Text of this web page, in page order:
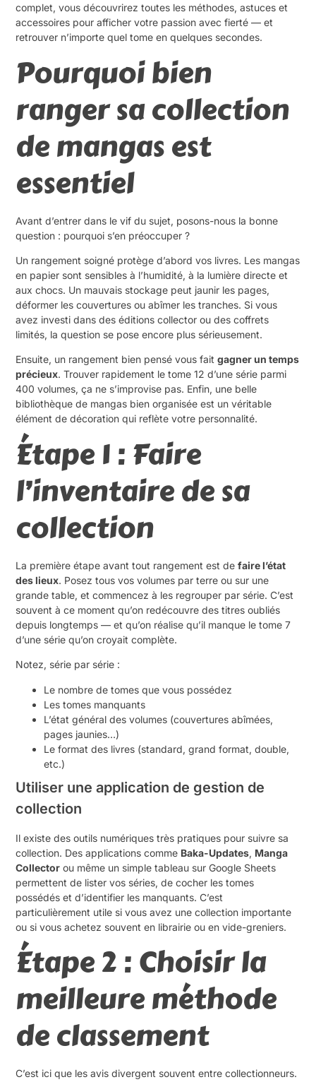
complet, vous découvrirez toutes les méthodes, astuces et
accessoires pour afficher votre passion avec fierté — et
retrouver n’importe quel tome en quelques secondes.
Pourquoi bien
ranger sa collection
de mangas est
essentiel
Avant d’entrer dans le vif du sujet, posons-nous la bonne
question : pourquoi s’en préoccuper ?
Un rangement soigné protège d’abord vos livres. Les mangas
en papier sont sensibles à l’humidité, à la lumière directe et
aux chocs. Un mauvais stockage peut jaunir les pages,
déformer les couvertures ou abîmer les tranches. Si vous
avez investi dans des éditions collector ou des coffrets
limités, la question se pose encore plus sérieusement.
Ensuite, un rangement bien pensé vous faitgagner un temps
précieux. Trouver rapidement le tome 12 d’une série parmi
400 volumes, ça ne s’improvise pas. Enfin, une belle
bibliothèque de mangas bien organisée est un véritable
élément de décoration qui reflète votre personnalité.
Étape 1 : Faire
l’inventaire de sa
collection
La première étape avant tout rangement est defaire l’état
des lieux. Posez tous vos volumes par terre ou sur une
grande table, et commencez à les regrouper par série. C’est
souvent à ce moment qu’on redécouvre des titres oubliés
depuis longtemps — et qu’on réalise qu’il manque le tome 7
d’une série qu’on croyait complète.
Notez, série par série :
Le nombre de tomes que vous possédez
Les tomes manquants
L’état général des volumes (couvertures abîmées,
pages jaunies…)
Le format des livres (standard, grand format, double,
etc.)
Utiliser une application de gestion de
collection
Il existe des outils numériques très pratiques pour suivre sa
collection. Des applications comme Baka-Updates, Manga
Collector ou même un simple tableau sur Google Sheets
permettent de lister vos séries, de cocher les tomes
possédés et d’identifier les manquants. C’est
particulièrement utile si vous avez une collection importante
ou si vous achetez souvent en librairie ou en vide-greniers.
Étape 2 : Choisir la
meilleure méthode
de classement
C’est ici que les avis divergent souvent entre collectionneurs.